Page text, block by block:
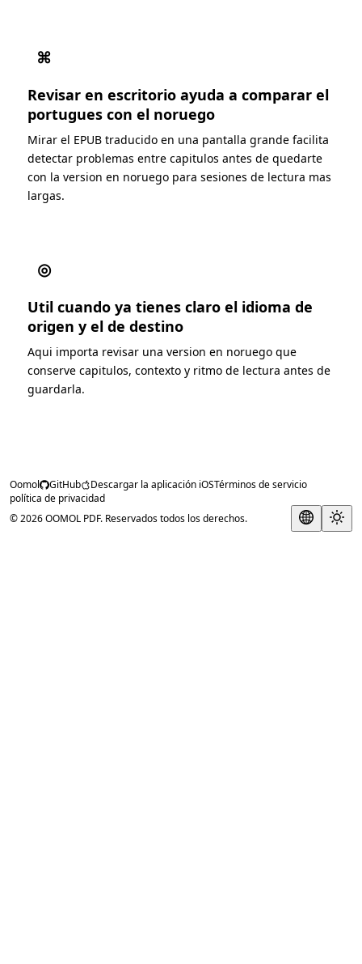
⌘
Revisar en escritorio ayuda a comparar el
portugues con el noruego
Mirar el EPUB traducido en una pantalla grande facilita
detectar problemas entre capitulos antes de quedarte
con la version en noruego para sesiones de lectura mas
largas.
◎
Util cuando ya tienes claro el idioma de
origen y el de destino
Aqui importa revisar una version en noruego que
conserve capitulos, contexto y ritmo de lectura antes de
guardarla.
Oomol GitHub Descargar la aplicación iOSTérminos de servicio
política de privacidad
© 2026 OOMOL PDF. Reservados todos los derechos.